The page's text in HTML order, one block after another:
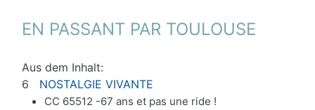
EN PASSANT PAR TOULOUSE
Aus dem Inhalt:
6
NOSTALGIE VIVANTE
CC 65512 -67 ans et pas une ride !